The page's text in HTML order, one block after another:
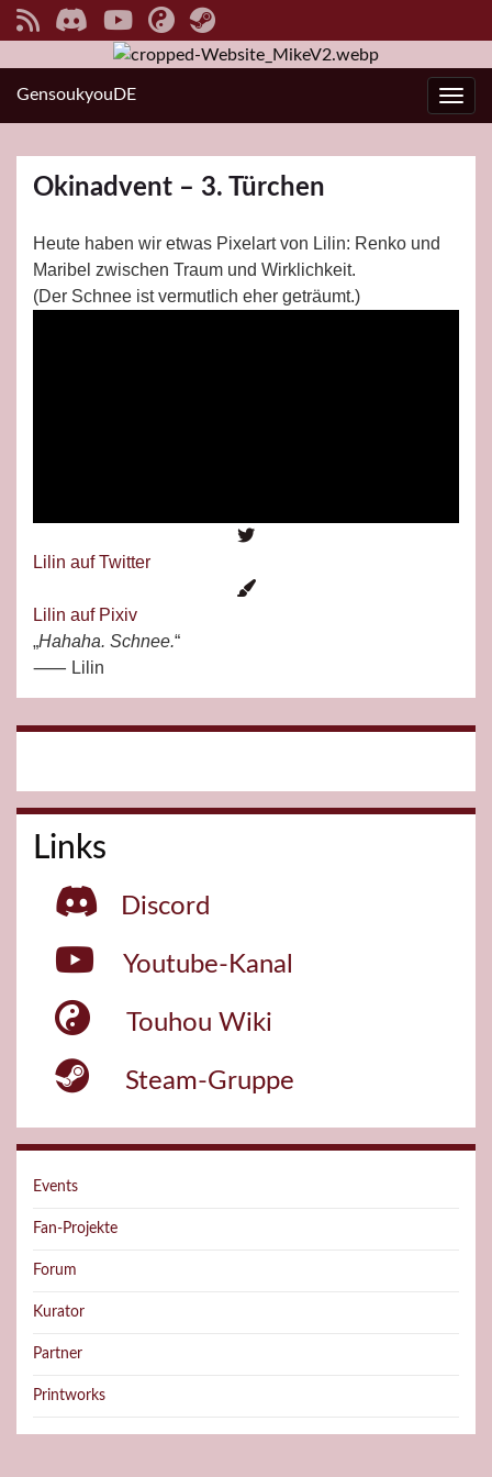
GensoukyouDE
Okinadvent – 3. Türchen
Heute haben wir etwas Pixelart von Lilin: Renko und
Maribel zwischen Traum und Wirklichkeit.
(Der Schnee ist vermutlich eher geträumt.)
Lilin auf Twitter
Lilin auf Pixiv
„Hahaha. Schnee.“
⸺ Lilin
Links
Discord
Youtube-Kanal
Touhou Wiki
Steam-Gruppe
Events
Fan-Projekte
Forum
Kurator
Partner
Printworks